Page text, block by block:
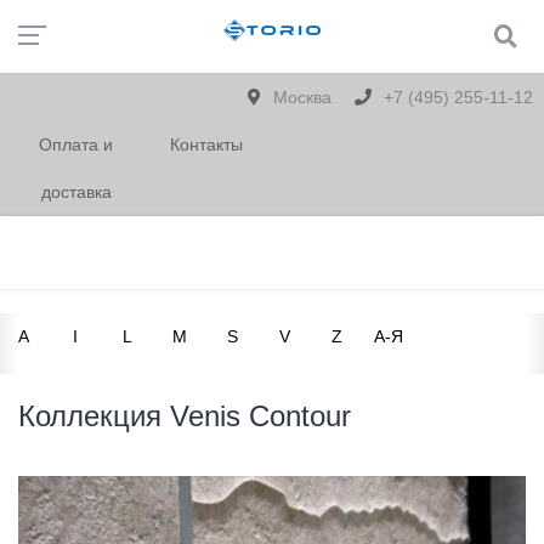
Москва +7 (495) 255-11-12
Оплата и
доставка
Контакты
A I L M S V Z А-Я
Коллекция Venis Contour